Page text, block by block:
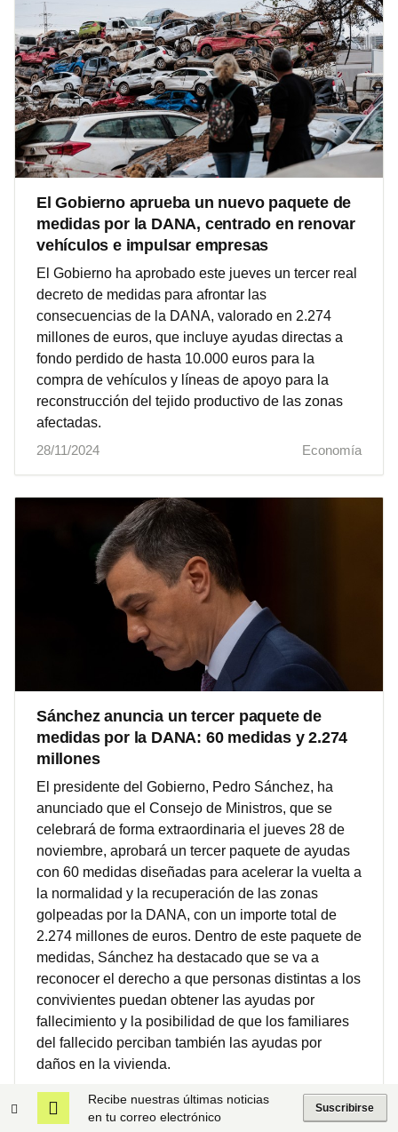
El Gobierno aprueba un nuevo paquete de
medidas por la DANA, centrado en renovar
vehículos e impulsar empresas
El Gobierno ha aprobado este jueves un tercer real
decreto de medidas para afrontar las
consecuencias de la DANA, valorado en 2.274
millones de euros, que incluye ayudas directas a
fondo perdido de hasta 10.000 euros para la
compra de vehículos y líneas de apoyo para la
reconstrucción del tejido productivo de las zonas
afectadas.
28/11/2024
Economía
Sánchez anuncia un tercer paquete de
medidas por la DANA: 60 medidas y 2.274
millones
El presidente del Gobierno, Pedro Sánchez, ha
anunciado que el Consejo de Ministros, que se
celebrará de forma extraordinaria el jueves 28 de
noviembre, aprobará un tercer paquete de ayudas
con 60 medidas diseñadas para acelerar la vuelta a
la normalidad y la recuperación de las zonas
golpeadas por la DANA, con un importe total de
2.274 millones de euros. Dentro de este paquete de
medidas, Sánchez ha destacado que se va a
reconocer el derecho a que personas distintas a los
convivientes puedan obtener las ayudas por
fallecimiento y la posibilidad de que los familiares
del fallecido perciban también las ayudas por
daños en la vivienda.
27/11/2024
Economía
Recibe nuestras últimas noticias
en tu correo electrónico
Suscribirse